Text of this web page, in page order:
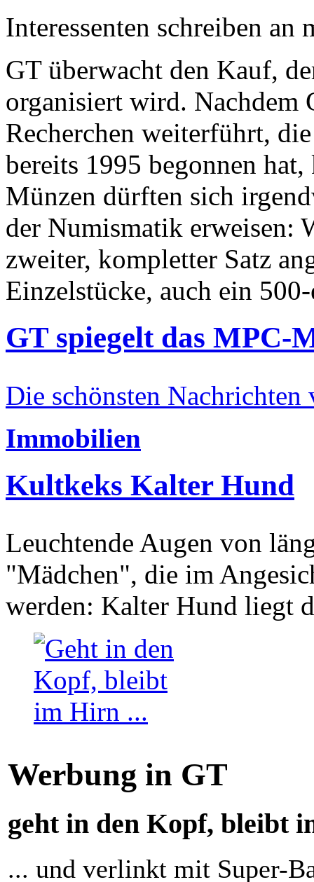
Interessenten schreiben
GT überwacht den Kauf,
organisiert wird. Nachdem
Recherchen weiterführt,
bereits 1995 begonnen
Münzen dürften sich
der Numismatik erweisen:
zweiter, kompletter Satz
Einzelstücke, auch ein
GT spiegelt das MPC-
Die schönsten Nachrichten
Immobilien
Kultkeks Kalter Hund
Leuchtende Augen von
"Mädchen", die im
werden: Kalter Hund liegt
Werbung in GT
geht in den Kopf, bleibt
... und verlinkt mit Super-